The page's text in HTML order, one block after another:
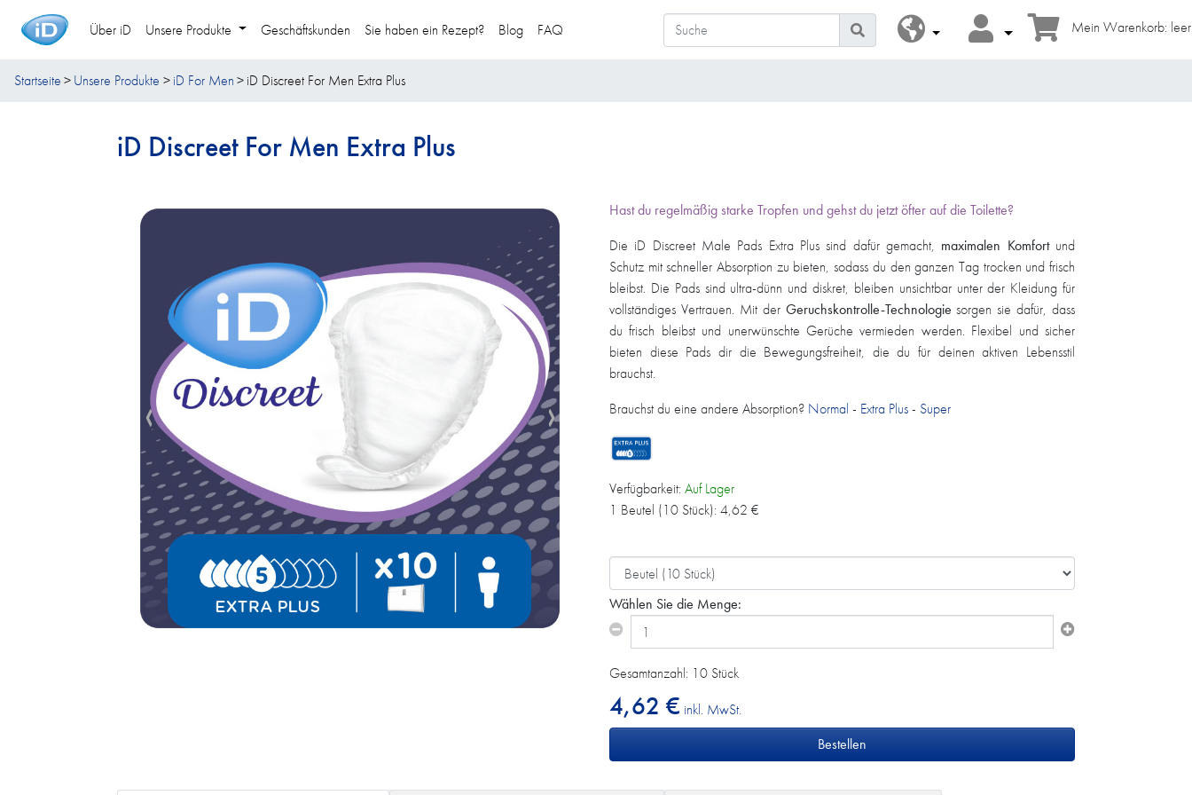
Über iD Unsere Produkte Geschäftskunden Sie haben ein Rezept? Blog FAQ Mein Warenkorb: leer
Startseite Unsere Produkte iD For Men iD Discreet For Men Extra Plus
iD Discreet For Men Extra Plus
Hast du regelmäßig starke Tropfen und gehst du jetzt öfter auf die Toilette?
Die iD Discreet Male Pads Extra Plus sind dafür gemacht, maximalen Komfortund
Schutz mit schneller Absorption zu bieten, sodass du den ganzen Tag trocken und frisch
bleibst. Die Pads sind ultra-dünn und diskret, bleiben unsichtbar unter der Kleidung für
vollständiges Vertrauen. Mit der Geruchskontrolle-Technologie sorgen sie dafür, dass
du frisch bleibst und unerwünschte Gerüche vermieden werden. Flexibel und sicher
bieten diese Pads dir die Bewegungsfreiheit, die du für deinen aktiven Lebensstil
brauchst.
Brauchst du eine andere Absorption? Normal - Extra Plus- Super
Verfügbarkeit: Auf Lager
1 Beutel (10 Stück): 4,62 €
Wählen Sie die Menge:
Gesamtanzahl: 10 Stück
4,62 € inkl. MwSt.